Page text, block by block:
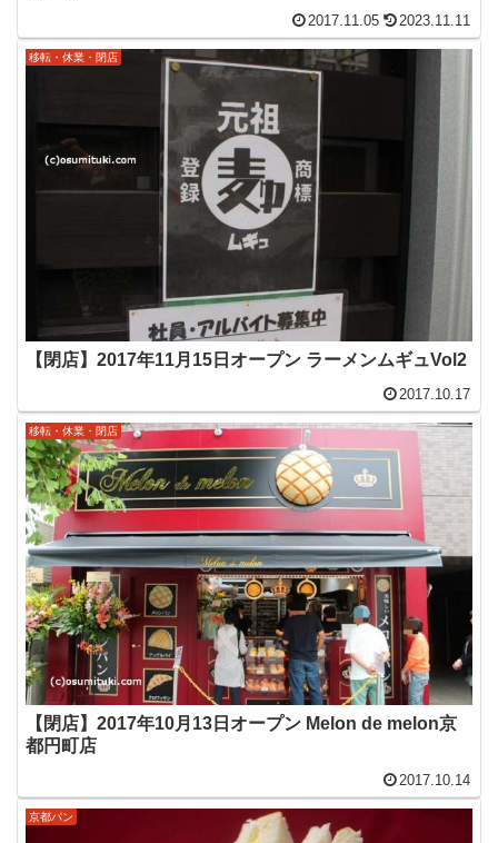
2017.11.05 2023.11.11
移転・休業・閉店
【閉店】2017年11月15日オープン ラーメンムギュVol2
2017.10.17
移転・休業・閉店
【閉店】2017年10月13日オープン Melon de melon京
都円町店
2017.10.14
京都パン